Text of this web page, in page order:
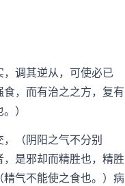
调其逆从，可使必已
，而有治之之方，复有
）
（阴阳之气不分别
是邪却而精胜也，精胜
气不能使之食也。）病